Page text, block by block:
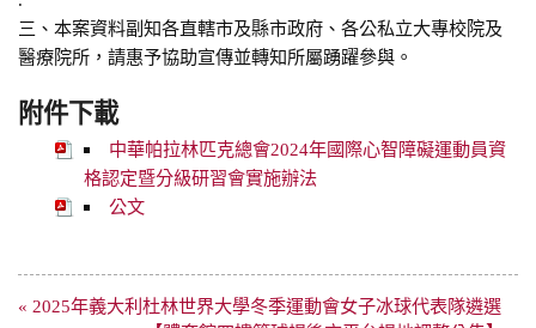
三、本案資料副知各直轄市及縣市政府、各公私立大專校院及
醫療院所，請惠予協助宣傳並轉知所屬踴躍參與。
附件下載
中華帕拉林匹克總會2024年國際心智障礙運動員資
格認定暨分級研習會實施辦法
公文
文
« 2025年義大利杜林世界大學冬季運動會女子冰球代表隊遴選